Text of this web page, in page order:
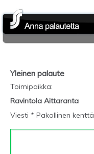
Yleinen palaute
Toimipaikka:
Ravintola Aittaranta
Viesti * Pakollinen kenttä